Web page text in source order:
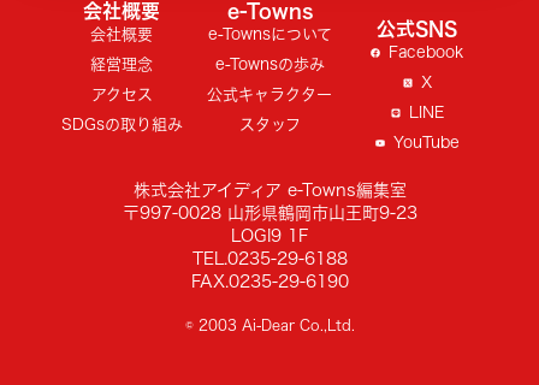
会社概要
会社概要
経営理念
アクセス
SDGsの取り組み
e-Towns
e-Townsについて
e-Townsの歩み
公式キャラクター
スタッフ
公式SNS
Facebook
X
LINE
YouTube
株式会社アイディア e-Towns編集室
〒997-0028 山形県鶴岡市山王町9-23
LOGI9 1F
TEL.0235-29-6188
FAX.0235-29-6190
© 2003 Ai-Dear Co.,Ltd.